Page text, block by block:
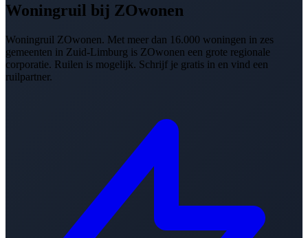
Woningruil bij ZOwonen
Woningruil ZOwonen. Met meer dan 16.000 woningen in zes
gemeenten in Zuid-Limburg is ZOwonen een grote regionale
corporatie. Ruilen is mogelijk. Schrijf je gratis in en vind een
ruilpartner.